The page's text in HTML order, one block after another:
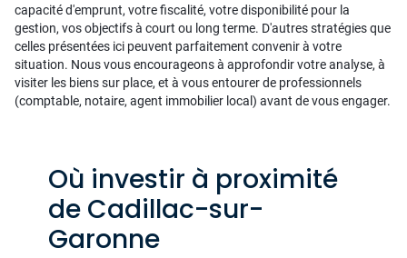
capacité d'emprunt, votre fiscalité, votre disponibilité pour la
gestion, vos objectifs à court ou long terme. D'autres stratégies que
celles présentées ici peuvent parfaitement convenir à votre
situation. Nous vous encourageons à approfondir votre analyse, à
visiter les biens sur place, et à vous entourer de professionnels
(comptable, notaire, agent immobilier local) avant de vous engager.
Où investir à proximité
de Cadillac-sur-
Garonne